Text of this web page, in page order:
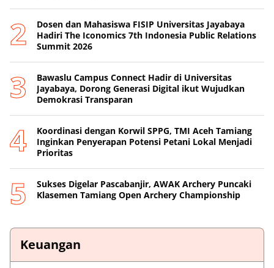
Dosen dan Mahasiswa FISIP Universitas Jayabaya
Hadiri The Iconomics 7th Indonesia Public Relations
Summit 2026
Bawaslu Campus Connect Hadir di Universitas
Jayabaya, Dorong Generasi Digital ikut Wujudkan
Demokrasi Transparan
Koordinasi dengan Korwil SPPG, TMI Aceh Tamiang
Inginkan Penyerapan Potensi Petani Lokal Menjadi
Prioritas
Sukses Digelar Pascabanjir, AWAK Archery Puncaki
Klasemen Tamiang Open Archery Championship
Keuangan